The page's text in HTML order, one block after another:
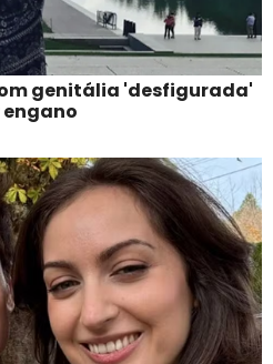
genitália 'desfigurada'